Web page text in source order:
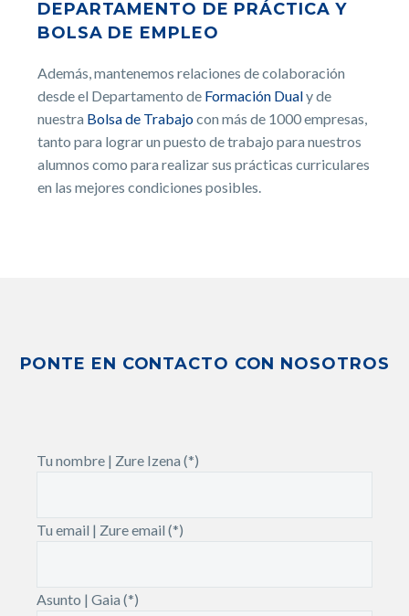
DEPARTAMENTO DE PRÁCTICA Y
BOLSA DE EMPLEO
Además, mantenemos relaciones de colaboración
desde el Departamento de Formación Dualy de
nuestra Bolsa de Trabajocon más de 1000 empresas,
tanto para lograr un puesto de trabajo para nuestros
alumnos como para realizar sus prácticas curriculares
en las mejores condiciones posibles.
PONTE EN CONTACTO CON NOSOTROS
Tu nombre | Zure Izena (*)
Tu email | Zure email (*)
Asunto | Gaia (*)